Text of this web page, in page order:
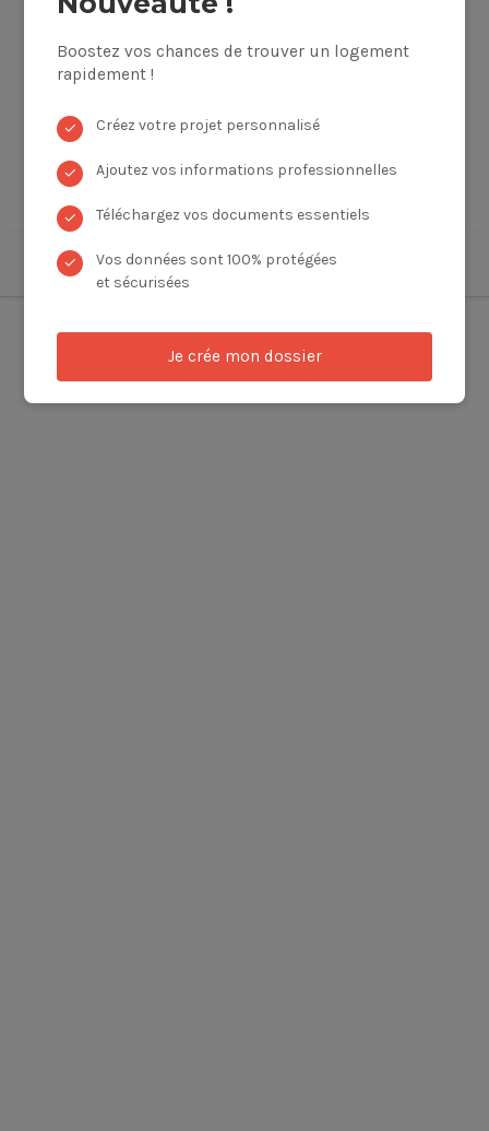
Boostez vos chances de trouver un logement
rapidement !
✓ Créez votre projet personnalisé
✓ Ajoutez vos informations professionnelles
✓ Téléchargez vos documents essentiels
✓
Vos données sont 100% protégées
et sécurisées
Je crée mon dossier